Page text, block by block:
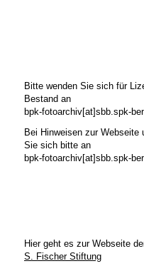
Bitte wenden Sie sich für
Bestand an
bpk-fotoarchiv[at]sbb.spk-
Bei Hinweisen zur Webseite
Sie sich bitte an
bpk-fotoarchiv[at]sbb.spk-
Hier geht es zur Webseite
S. Fischer Stiftung